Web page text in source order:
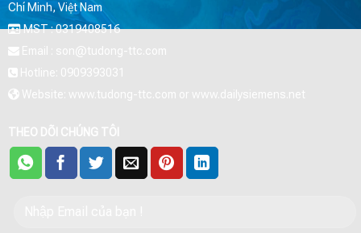
Chí Minh, Việt Nam
MST : 0319408516
Email : son@tudong-ttc.com
Hotline: 0909393031
Website: www.tudong-ttc.com or www.dailysiemens.net
THEO DÕI CHÚNG TÔI